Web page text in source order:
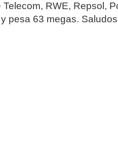
RWE, Repsol,
pesa 63 megas.